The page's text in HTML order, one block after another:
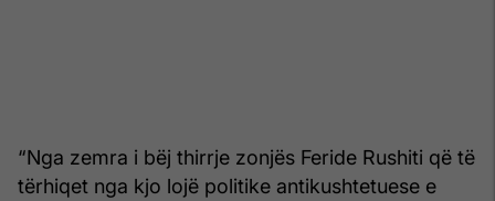
“Nga zemra i bëj thirrje zonjës Feride Rushiti që të
tërhiqet nga kjo lojë politike antikushtetuese e